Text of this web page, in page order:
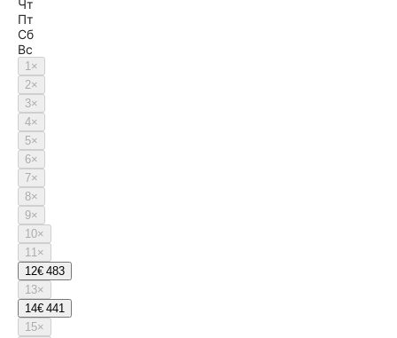
Чт
Пт
Сб
Вс
1×
2×
3×
4×
5×
6×
7×
8×
9×
10×
11×
12€ 483
13×
14€ 441
15×